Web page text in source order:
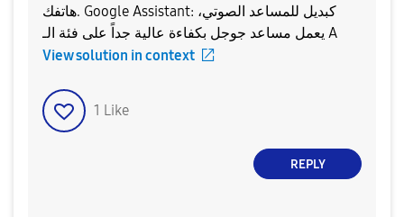
هاتفك. ​Google Assistant: كبديل للمساعد الصوتي،
يعمل مساعد جوجل بكفاءة عالية جداً على فئة الـ A
View solution in context
1 Like
REPLY